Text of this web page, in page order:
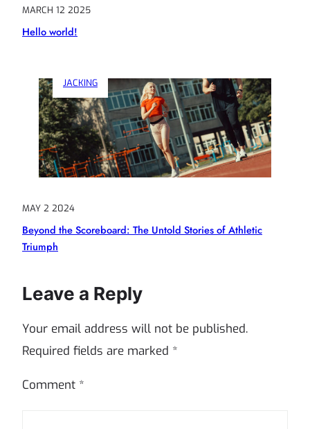
MARCH 12 2025
Hello world!
JACKING
MAY 2 2024
Beyond the Scoreboard: The Untold Stories of Athletic
Triumph
Leave a Reply
Your email address will not be published.
Required fields are marked *
Comment *